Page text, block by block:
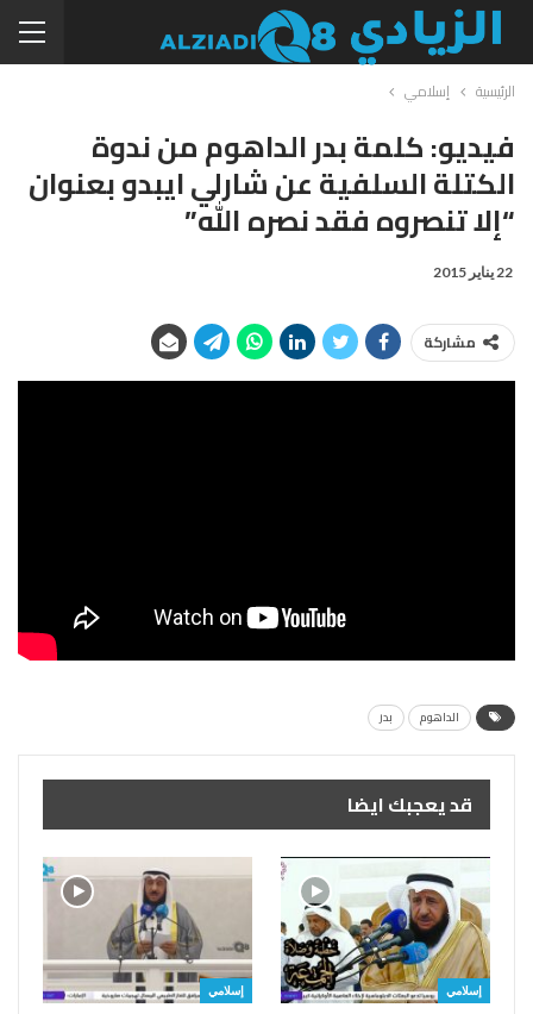
الرئيسية إسلامي
فيديو: كلمة بدر الداهوم من ندوة
الكتلة السلفية عن شارلي ايبدو بعنوان
“إلا تنصروه فقد نصره الله”
22 يناير 2015
مشاركة
الداهوم بدر
قد يعجبك ايضا
إسلامي إسلامي